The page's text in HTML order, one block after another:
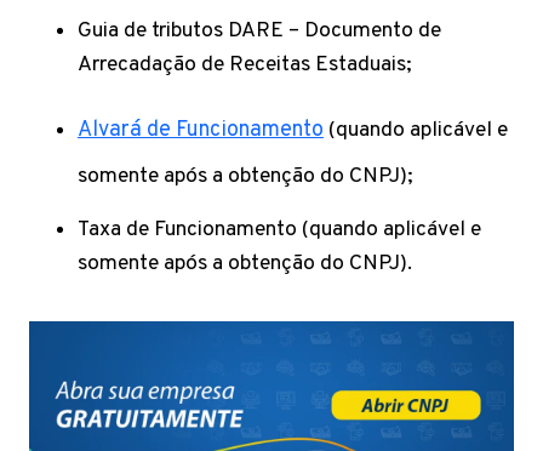
Guia de tributos DARE – Documento de
Arrecadação de Receitas Estaduais;
Alvará de Funcionamento (quando aplicável e
somente após a obtenção do CNPJ);
Taxa de Funcionamento (quando aplicável e
somente após a obtenção do CNPJ).